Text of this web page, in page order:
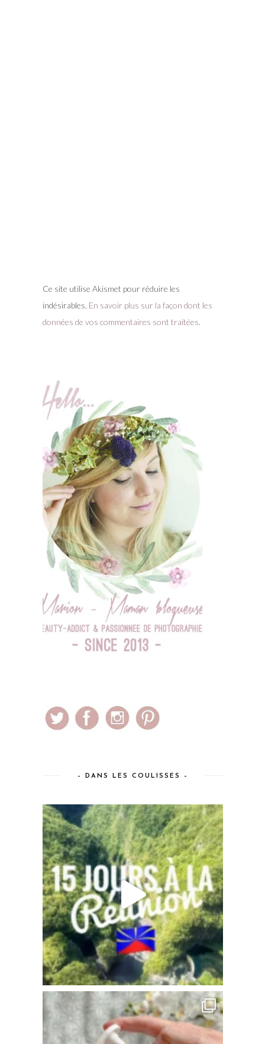
Ce site utilise Akismet pour réduire les
indésirables. En savoir plus sur la façon dont les
données de vos commentaires sont traitées.
– DANS LES COULISSES –